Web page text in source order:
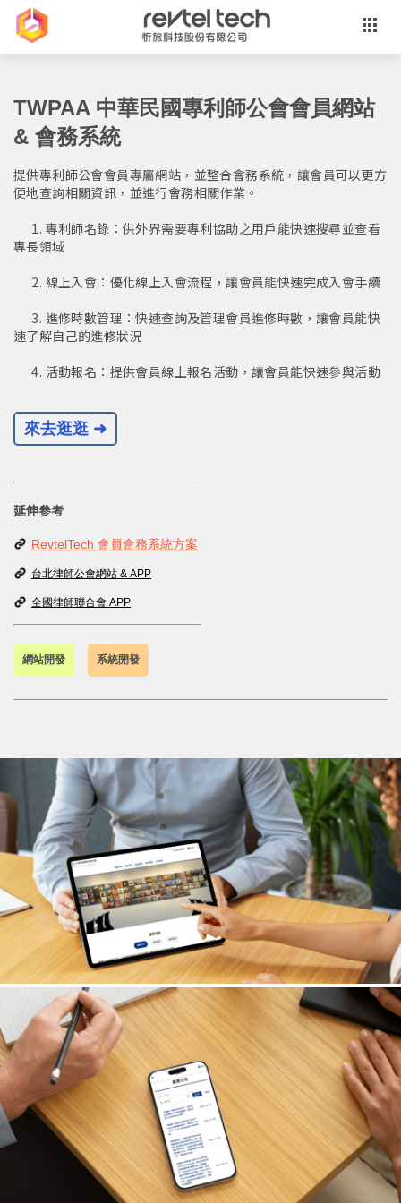
TWPAA 中華民國專利師公會會員網站
& 會務系統
提供專利師公會會員專屬網站，並整合會務系統，讓會員可以更方
便地查詢相關資訊，並進行會務相關作業。
專長領域
速了解自己的進修狀況
      4. 活動報名：提供會員線上報名活動，讓會員能快速參與活動
來去逛逛 ➜
延伸參考
RevtelTech 會員會務系統方案
台北律師公會網站 & APP
全國律師聯合會 APP
網站開發 系統開發